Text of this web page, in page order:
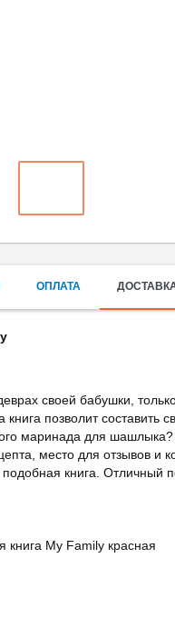
ОПЛАТА
своей бабушки,
позволит составить
маринада для
место для отзывов
подобная книга.
книга My Family красная